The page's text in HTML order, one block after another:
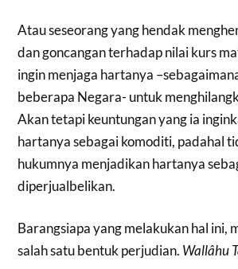
Atau seseorang yang hendak
dan goncangan terhadap nilai kurs
ingin menjaga hartanya
beberapa Negara- untuk
Akan tetapi keuntungan yang ia
hartanya sebagai komoditi, padahal
hukumnya menjadikan hartanya
diperjualbelikan.
Barangsiapa yang melakukan hal ini,
salah satu bentuk perjudian. Wallâhu